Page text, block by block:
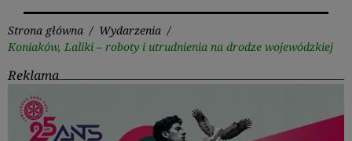
Strona główna / Wydarzenia /
Koniaków, Laliki – roboty i utrudnienia na drodze wojewódzkiej
Reklama